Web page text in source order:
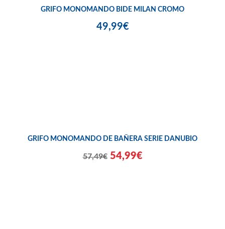
GRIFO MONOMANDO BIDE MILAN CROMO
49,99€
GRIFO MONOMANDO DE BAÑERA SERIE DANUBIO
57,49€ 54,99€